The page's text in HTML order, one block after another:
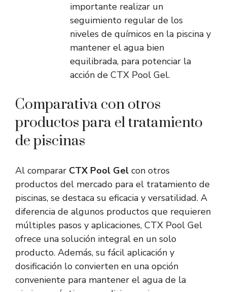
importante realizar un
seguimiento regular de los
niveles de químicos en la piscina y
mantener el agua bien
equilibrada, para potenciar la
acción de CTX Pool Gel.
Comparativa con otros
productos para el tratamiento
de piscinas
Al comparar CTX Pool Gel con otros
productos del mercado para el tratamiento de
piscinas, se destaca su eficacia y versatilidad. A
diferencia de algunos productos que requieren
múltiples pasos y aplicaciones, CTX Pool Gel
ofrece una solución integral en un solo
producto. Además, su fácil aplicación y
dosificación lo convierten en una opción
conveniente para mantener el agua de la